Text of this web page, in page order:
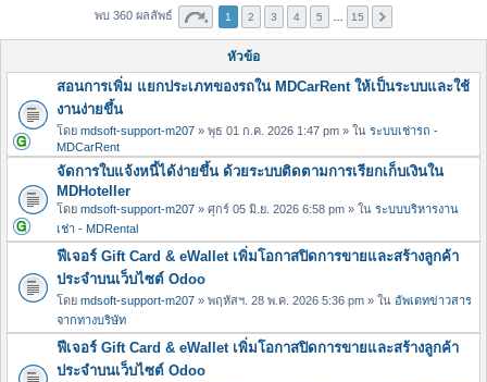
พบ 360 ผลลัพธ์ 1 2 3 4 5 15
หัวข้อ
สอนการเพิ่ม แยกประเภทของรถใน MDCarRent ให้เป็นระบบและใช้
งานง่ายขึ้น
โดย mdsoft-support-m207 » พุธ 01 ก.ค. 2026 1:47 pm » ใน ระบบเช่ารถ -
MDCarRent
จัดการใบแจ้งหนี้ได้ง่ายขึ้น ด้วยระบบติดตามการเรียกเก็บเงินใน
MDHoteller
โดย mdsoft-support-m207 » ศุกร์ 05 มิ.ย. 2026 6:58 pm » ใน ระบบบริหารงาน
เช่า - MDRental
ฟีเจอร์ Gift Card & eWallet เพิ่มโอกาสปิดการขายและสร้างลูกค้า
ประจำบนเว็บไซต์ Odoo
โดย mdsoft-support-m207 » พฤหัสฯ. 28 พ.ค. 2026 5:36 pm » ใน อัพเดทข่าวสาร
จากทางบริษัท
ฟีเจอร์ Gift Card & eWallet เพิ่มโอกาสปิดการขายและสร้างลูกค้า
ประจำบนเว็บไซต์ Odoo